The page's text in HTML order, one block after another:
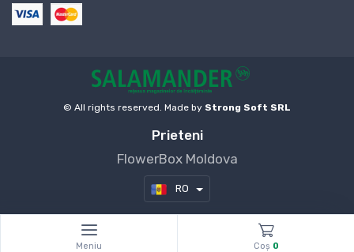
© All rights reserved. Made by Strong Soft SRL
Prieteni
FlowerBox Moldova
RO
Meniu Coş 0